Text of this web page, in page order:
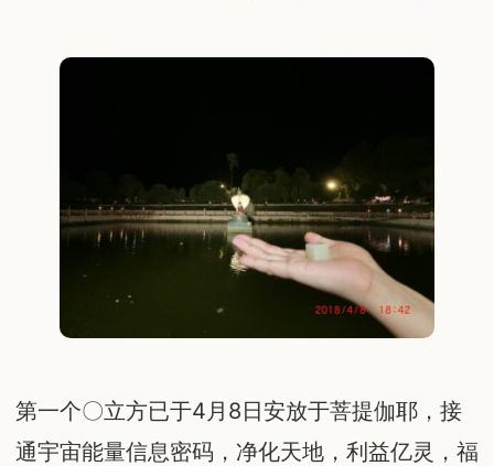
第一个〇立方已于4月8日安放于菩提伽耶，接
通宇宙能量信息密码，净化天地，利益亿灵，福